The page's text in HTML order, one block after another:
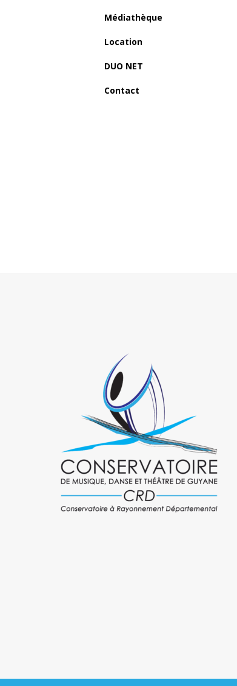
STF221129A-172-min
Médiathèque
Location
DUO NET
Contact